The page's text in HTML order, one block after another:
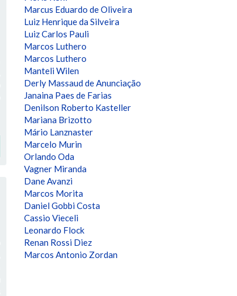
Marcus Eduardo de Oliveira
Luiz Henrique da Silveira
Luiz Carlos Pauli
Marcos Luthero
Marcos Luthero
Manteli Wilen
Derly Massaud de Anunciação
Janaina Paes de Farias
Denilson Roberto Kasteller
Mariana Brizotto
Mário Lanznaster
Marcelo Murin
Orlando Oda
Vagner Miranda
Dane Avanzi
Marcos Morita
Daniel Gobbi Costa
Cassio Vieceli
Leonardo Flock
Renan Rossi Diez
Marcos Antonio Zordan